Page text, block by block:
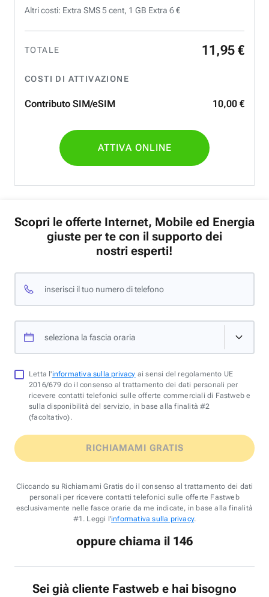
Altri costi: Extra SMS 5 cent, 1 GB Extra 6 €
TOTALE 11 ,95 €
COSTI DI ATTIVAZIONE
Contributo SIM/eSIM 10,00 €
ATTIVA ONLINE
Scopri le offerte Internet, Mobile ed Energia
giuste per te con il supporto dei
nostri esperti!
inserisci il tuo numero di telefono
seleziona la fascia oraria
Letta l'informativa sulla privacy ai sensi del regolamento UE
2016/679 do il consenso al trattamento dei dati personali per
ricevere contatti telefonici sulle offerte commerciali di Fastweb e
sulla disponibilità del servizio, in base alla finalità #2
(facoltativo).
RICHIAMAMI GRATIS
Cliccando su Richiamami Gratis do il consenso al trattamento dei dati
personali per ricevere contatti telefonici sulle offerte Fastweb
esclusivamente nelle fasce orarie da me indicate, in base alla finalità
#1. Leggi l'informativa sulla privacy.
oppure chiama il 146
Sei già cliente Fastweb e hai bisogno